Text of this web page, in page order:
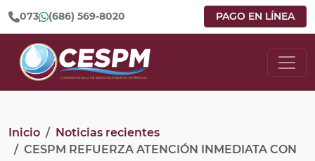
073 (686) 569-8020 PAGO EN LÍNEA
Inicio
Noticias recientes
CESPM REFUERZA ATENCIÓN INMEDIATA CON